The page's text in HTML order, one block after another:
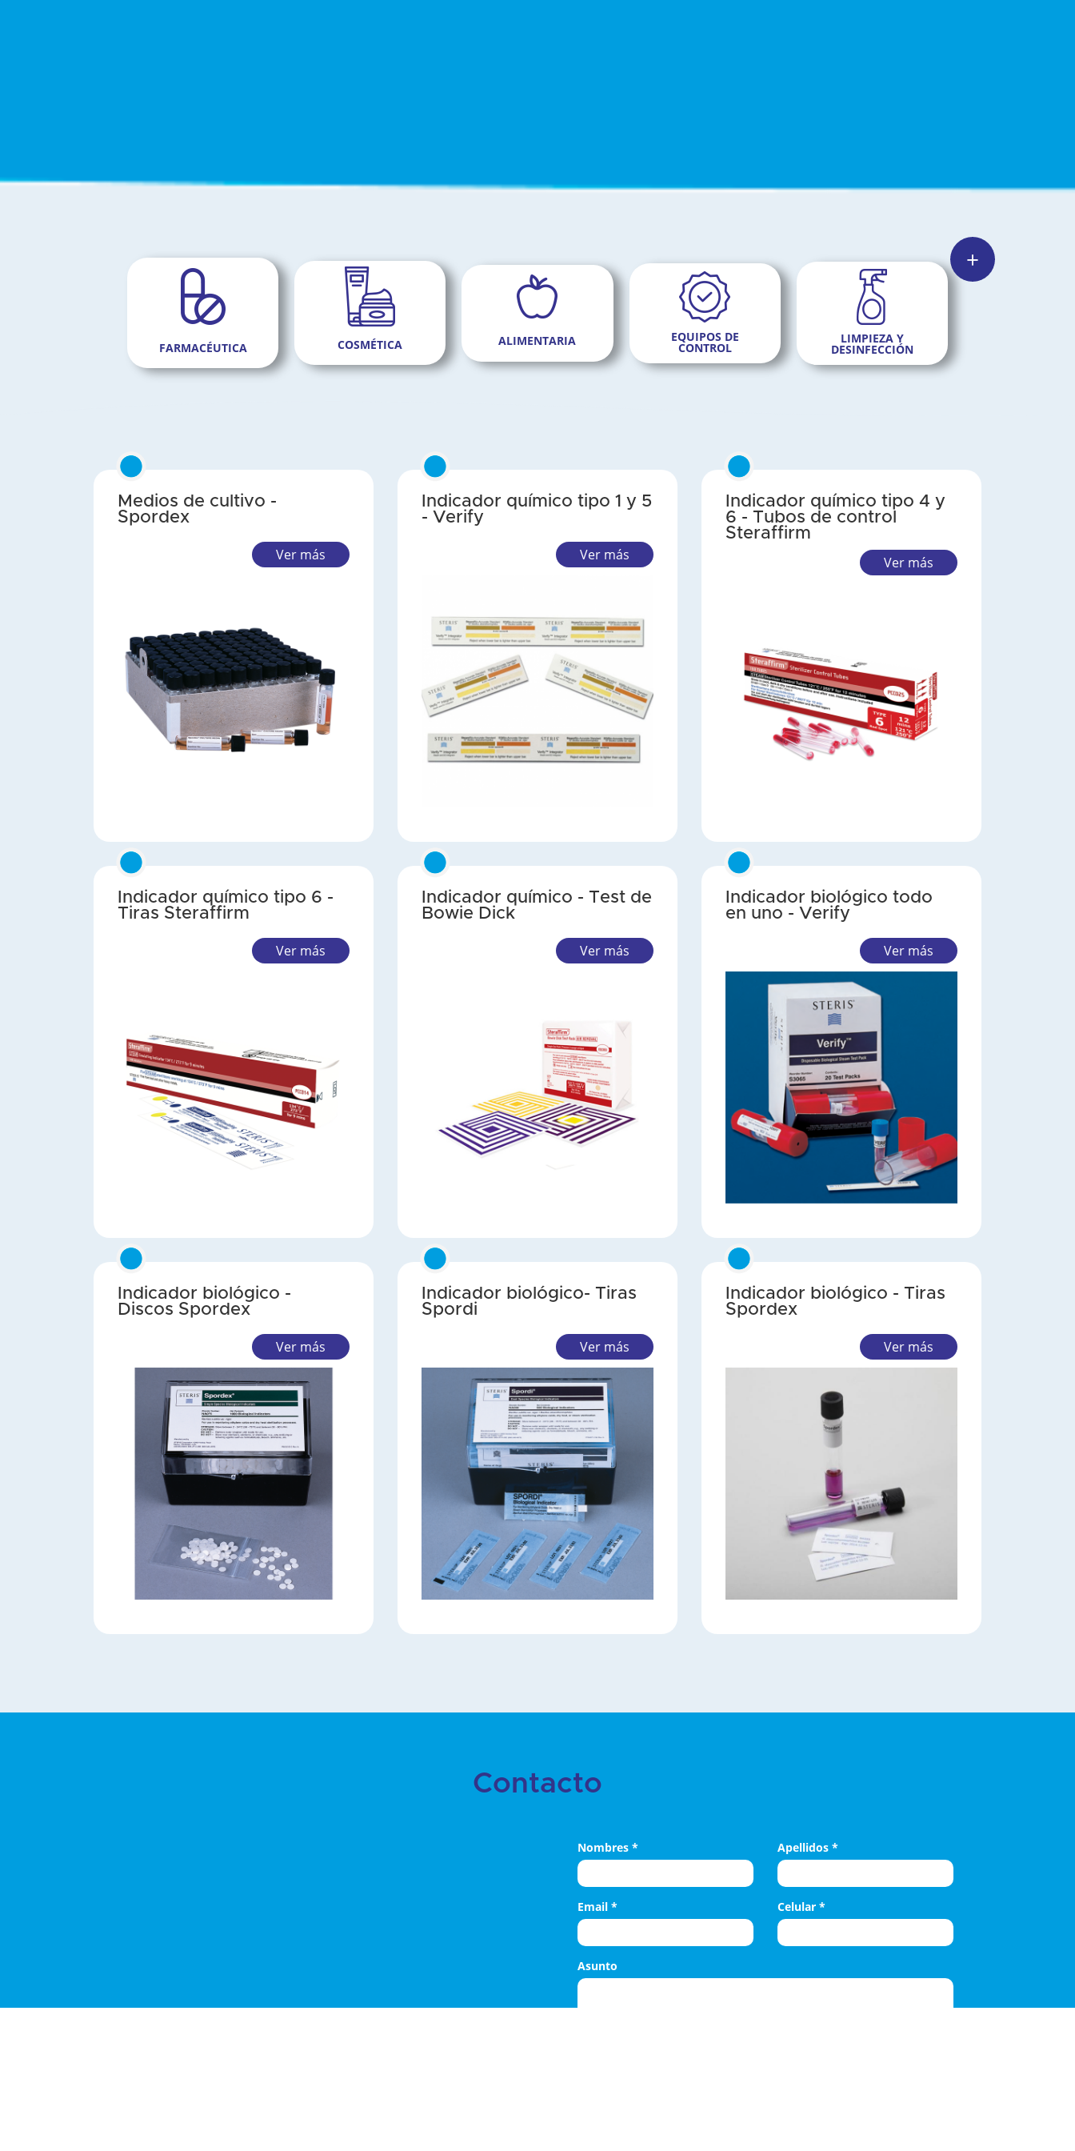
FARMACÉUTICA COSMÉTICA ALIMENTARIA EQUIPOS DE
CONTROL
LIMPIEZA Y
DESINFECCIÓN
Medios de cultivo -
Spordex
Ver más
Indicador químico tipo 1 y 5
- Verify
Ver más
Indicador químico tipo 4 y
6 - Tubos de control
Steraffirm
Ver más
Indicador químico tipo 6 -
Tiras Steraffirm
Ver más
Indicador químico - Test de
Bowie Dick
Ver más
Indicador biológico todo
en uno - Verify
Ver más
Indicador biológico -
Discos Spordex
Ver más
Indicador biológico- Tiras
Spordi
Ver más
Indicador biológico - Tiras
Spordex
Ver más
Contacto
Nombres * Apellidos *
Email * Celular *
Asunto